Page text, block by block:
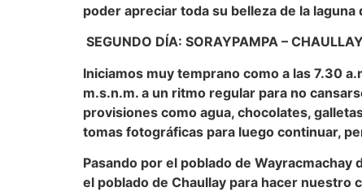
poder apreciar toda su belleza de la
SEGUNDO DÍA: SORAYPAMPA – CHAULLAY
Iniciamos muy temprano como a las 7.30
m.s.n.m. a un ritmo regular para no
provisiones como agua, chocolates,
tomas fotográficas para luego continuar,
Pasando por el poblado de
el poblado de Chaullay para hacer nuestro